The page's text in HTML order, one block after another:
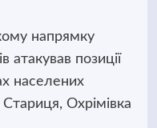
напрямку
атакував позиції
населених
Охрімівка